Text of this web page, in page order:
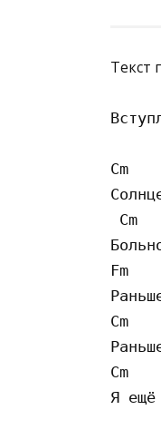
Текст
Cm
Cm
Fm
Cm
Cm
Я ещё